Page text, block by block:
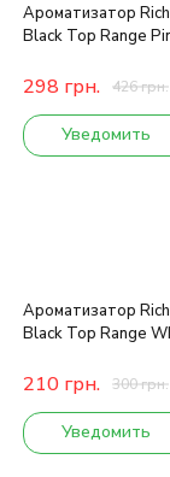
Ароматизатор
Black Top Range
298 грн. 426грн.
Уведомить
Ароматизатор
Black Top Range
210 грн. 300грн.
Уведомить